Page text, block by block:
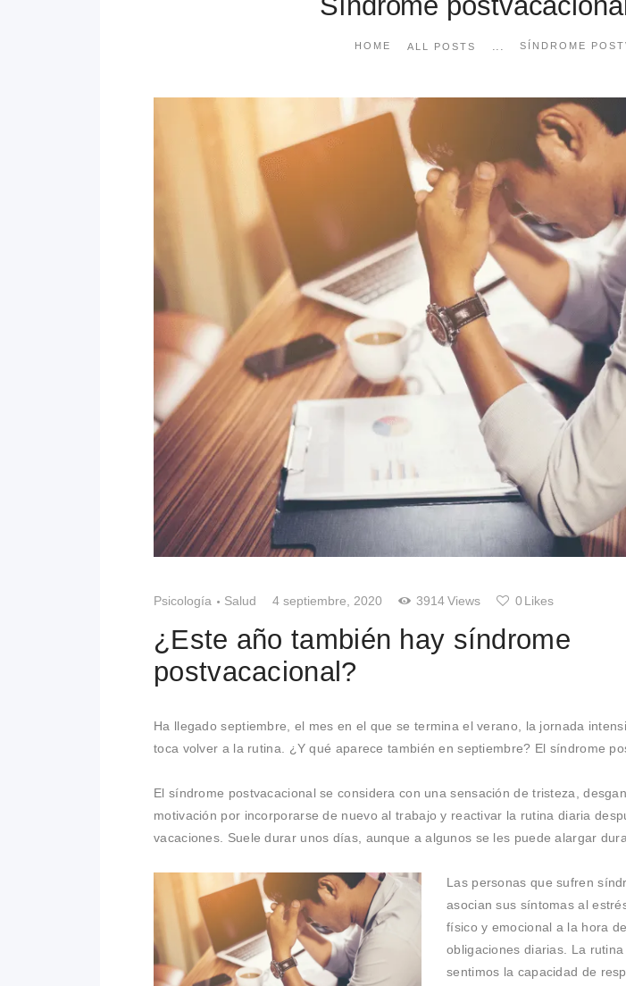
HOME ALL POSTS ... SÍNDROME
Psicología Salud 4 septiembre, 2020 3914 Views 0 Likes
¿Este año también hay síndrome
postvacacional?
Ha llegado septiembre, el mes en el que se termina el verano, la jornada
toca volver a la rutina. ¿Y qué aparece también en septiembre? El síndrome
El síndrome postvacacional se considera con una sensación de tristeza,
motivación por incorporarse de nuevo al trabajo y reactivar la rutina diaria
vacaciones. Suele durar unos días, aunque a algunos se les puede alargar
Las personas que sufren
asocian sus síntomas al
físico y emocional a la hora
obligaciones diarias. La
sentimos la capacidad de